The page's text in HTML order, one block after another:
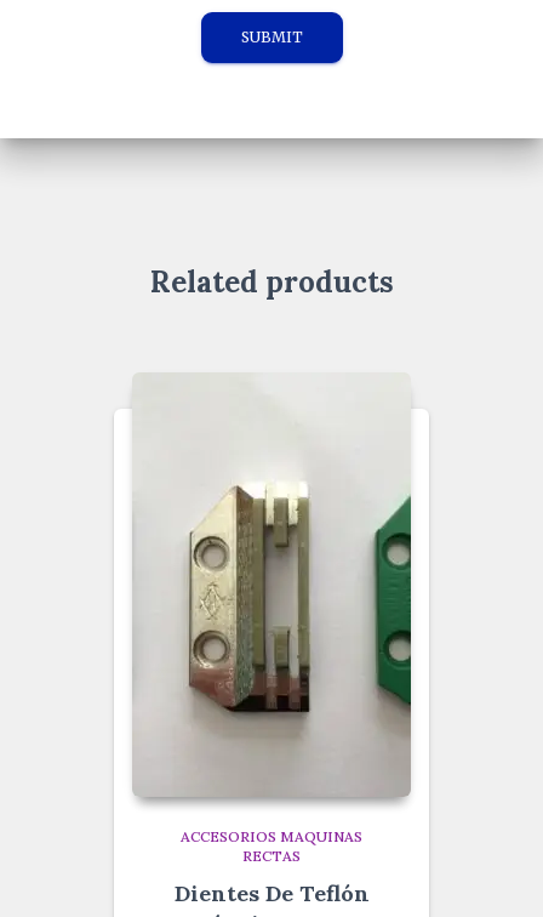
Related products
ACCESORIOS MAQUINAS
RECTAS
Dientes De Teflón